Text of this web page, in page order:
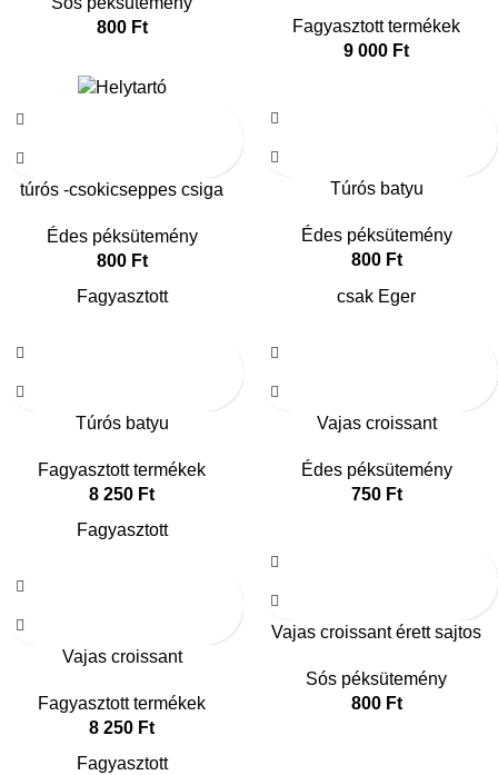
800 Ft
Fagyasztott termékek
9 000 Ft
túrós -csokicseppes csiga
Édes péksütemény
800 Ft
Túrós batyu
Édes péksütemény
800 Ft
Fagyasztott
Túrós batyu
Fagyasztott termékek
8 250 Ft
csak Eger
Vajas croissant
Édes péksütemény
750 Ft
Fagyasztott
Vajas croissant
Fagyasztott termékek
8 250 Ft
Vajas croissant érett sajtos
Sós péksütemény
800 Ft
Fagyasztott